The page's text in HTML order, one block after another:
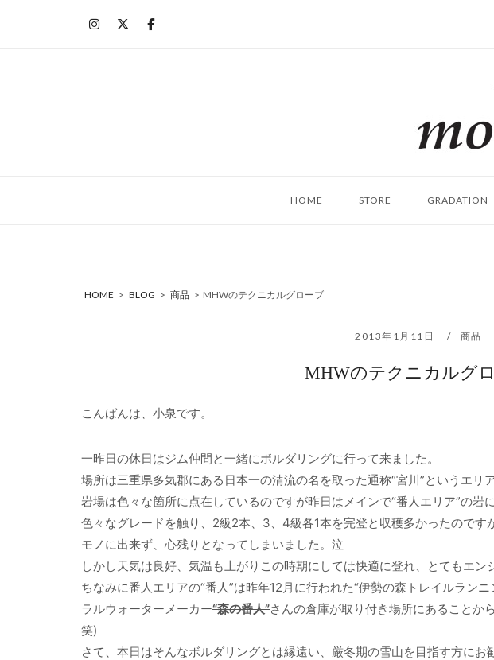
HOME STORE GRADATION
HOME > BLOG > 商品 > MHWのテクニカルグローブ
2013年1月11日 商品
MHWのテクニカルグ
こんばんは、小泉です。
一昨日の休日はジム仲間と一緒にボルダリングに行って来ました。
場所は三重県多気郡にある日本一の清流の名を取った通称“宮川”というエリア
岩場は色々な箇所に点在しているのですが昨日はメインで“番人エリア”の岩
色々なグレードを触り、2級2本、3、4級各1本を完登と収穫多かったのです
モノに出来ず、心残りとなってしまいました。泣
しかし天気は良好、気温も上がりこの時期にしては快適に登れ、とてもエン
ちなみに番人エリアの“番人”は昨年12月に行われた“伊勢の森トレイルラン
ラルウォーターメーカー“森の番人”さんの倉庫が取り付き場所にあること
笑)
さて、本日はそんなボルダリングとは縁遠い、厳冬期の雪山を目指す方にお